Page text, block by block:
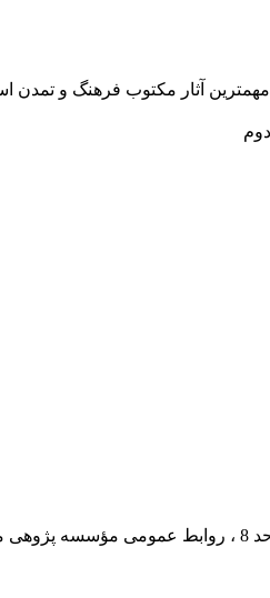
احیا و انتشار مهمترین آثار مكتوب